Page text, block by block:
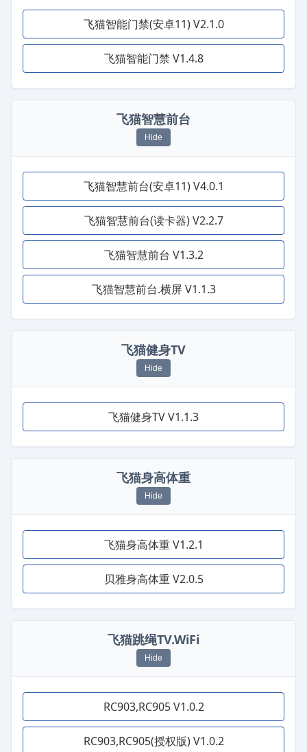
飞猫智能门禁(安卓11) V2.1.0
飞猫智能门禁 V1.4.8
飞猫智慧前台
Hide
飞猫智慧前台(安卓11) V4.0.1
飞猫智慧前台(读卡器) V2.2.7
飞猫智慧前台 V1.3.2
飞猫智慧前台.横屏 V1.1.3
飞猫健身TV
Hide
飞猫健身TV V1.1.3
飞猫身高体重
Hide
飞猫身高体重 V1.2.1
贝雅身高体重 V2.0.5
飞猫跳绳TV.WiFi
Hide
RC903,RC905 V1.0.2
RC903,RC905(授权版) V1.0.2